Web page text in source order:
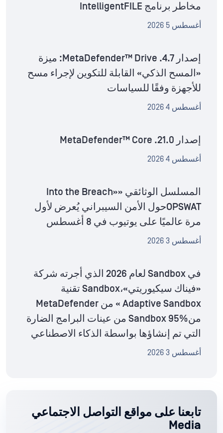
مخاطر برنامج IntelligentFILE
أغسطس 5 2026
إصدار MetaDefender™ Drive .4.7: ميزة
«المسح الذكي» القابلة للتكوين لإجراء مسح
للأجهزة وفقًا للسياسات
أغسطس 4 2026
إصدار MetaDefender™ Core .21.0
أغسطس 4 2026
المسلسل الوثائقي «Into the Breach»
OPSWATحول الأمن السيبراني يُعرض لأول
مرة عالميًا على يوتيوب في 8 أغسطس
أغسطس 3 2026
في Sandbox لعام 2026 الذي أجرته شركة
«فيناك سيكيوريتي»،Sandbox تقنية
Adaptive Sandbox » من MetaDefender
منSandbox 95% من عينات البرامج الضارة
التي تم إنشاؤها بواسطة الذكاء الاصطناعي
أغسطس 3 2026
تابعنا على مواقع التواصل الاجتماعي
Media